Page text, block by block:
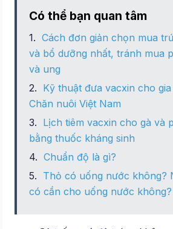
Có thể bạn quan tâm
Cách đơn giản chọn mua
và bổ dưỡng nhất, tránh mua
và ung
Kỹ thuật đưa vacxin cho
Chăn nuôi Việt Nam
Lịch tiêm vacxin cho gà và
bằng thuốc kháng sinh
Chuẩn độ là gì?
Thỏ có uống nước không?
có cần cho uống nước không?